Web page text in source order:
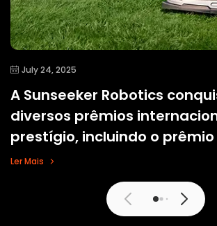
July 24, 2025
A Sunseeker Robotics
diversos prêmios
prestígio, incluindo o prêmio
Ler Mais